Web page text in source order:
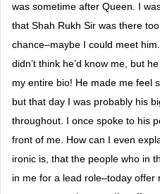
was sometime after Queen. I
that Shah Rukh Sir was there
chance–maybe I could meet
didn’t think he’d know me, but
my entire bio! He made me feel
but that day I was probably his
throughout. I once spoke to his
front of me. How can I even
ironic is, that the people who in
in me for a lead role–today offer